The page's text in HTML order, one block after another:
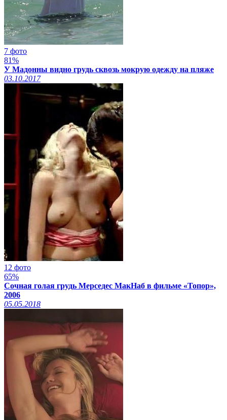
7 фото
81%
У Мадонны видно грудь сквозь мокрую одежду на пляже
03.10.2017
12 фото
65%
Сочная голая грудь Мерседес МакНаб в фильме «Топор»,
2006
05.05.2018